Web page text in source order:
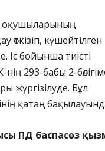
оқушыларының
күшейтілген
Іс бойынша тиісті
293-бабы 2-
жүргізілуде. Бұл
қатаң
ПД баспасөз